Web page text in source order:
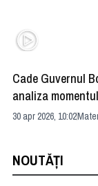
Cade Guvernul
analiza
30 apr 2026, 10:02
NOUTĂȚI